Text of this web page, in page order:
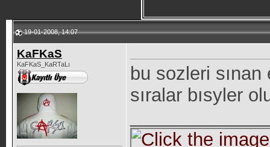
19-01-2008, 14:07
KaFKaS
KaFKaS_KaRTaLı
bu sozleri
sıralar bısyler